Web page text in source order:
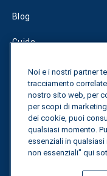
Blog
Guide
Fuel Savings Calculator
Calcolatore di
Tracciamento delle
Contattateci
Noi e i nostri partner
tracciamento
nostro sito web, per
per scopi di
dei cookie, puoi
qualsiasi momento.
essenziali in
non essenziali" qui